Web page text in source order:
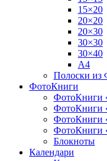
15×20
20×20
20×30
30×30
30×40
A4
Полоски из
ФотоКниги
ФотоКниги
ФотоКниги
ФотоКниги
ФотоКниги
Блокноты
Календари